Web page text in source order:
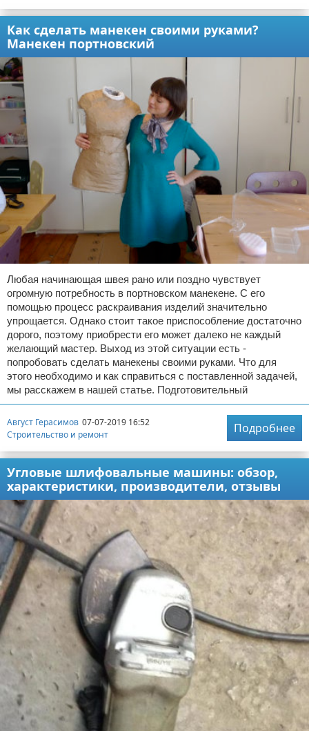
Как сделать манекен своими руками?
Манекен портновский
Любая начинающая швея рано или поздно чувствует
огромную потребность в портновском манекене. С его
помощью процесс раскраивания изделий значительно
упрощается. Однако стоит такое приспособление достаточно
дорого, поэтому приобрести его может далеко не каждый
желающий мастер. Выход из этой ситуации есть -
попробовать сделать манекены своими руками. Что для
этого необходимо и как справиться с поставленной задачей,
мы расскажем в нашей статье. Подготовительный
Август Герасимов 07-07-2019 16:52
Строительство и ремонт
Подробнее
Угловые шлифовальные машины: обзор,
характеристики, производители, отзывы